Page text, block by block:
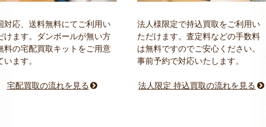
対応、送料無料にてご利用い
けます。ダンボールが無い方
料の宅配買取キットをご用意
います。
宅配買取の流れを見る
法人様限定で持込買取をご利用い
ただけます。査定料などの手数料
は無料ですのでご安心ください。
事前予約で対応いたします。
法人限定 持込買取の流れを見る